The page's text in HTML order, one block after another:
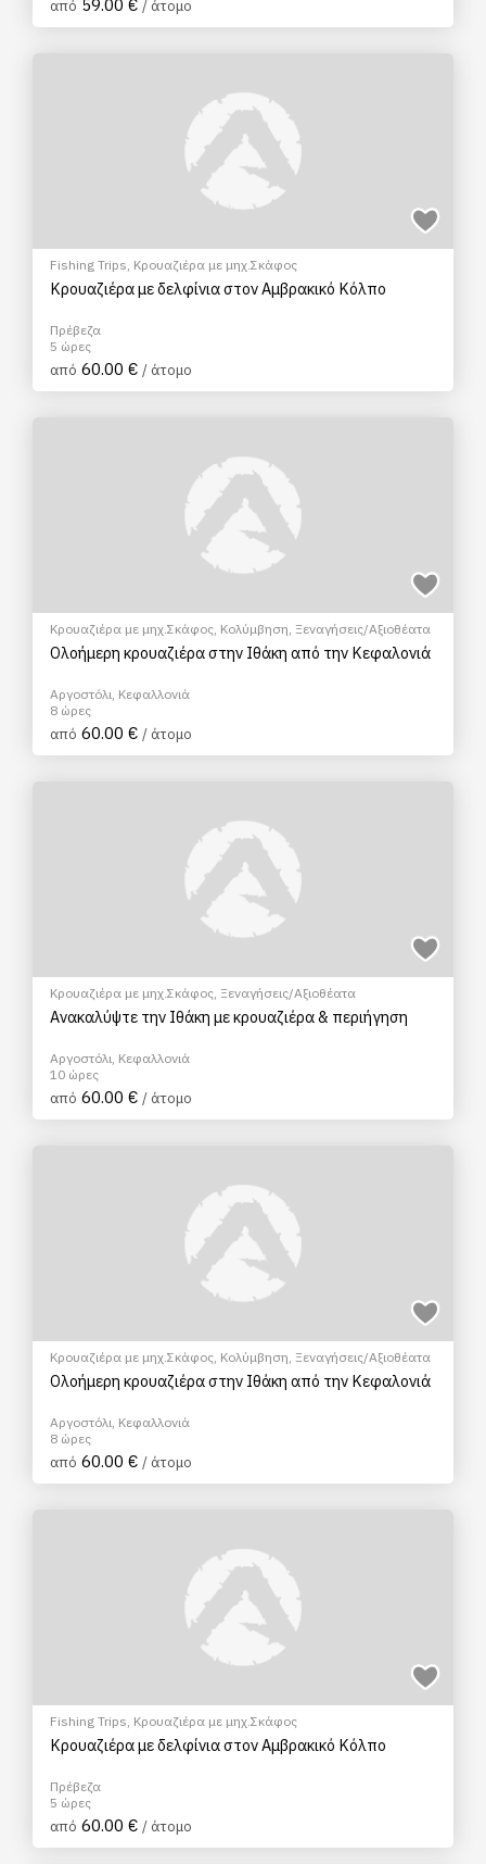
από 59.00 € / άτομο
Fishing Trips, Κρουαζιέρα με μηχ.Σκάφος
Κρουαζιέρα με δελφίνια στον Αμβρακικό Κόλπο
Πρέβεζα
5 ώρες
από 60.00 € / άτομο
Κρουαζιέρα με μηχ.Σκάφος, Κολύμβηση, Ξεναγήσεις/Αξιοθέατα
Ολοήμερη κρουαζιέρα στην Ιθάκη από την Κεφαλονιά
Αργοστόλι, Κεφαλλονιά
8 ώρες
από 60.00 € / άτομο
Κρουαζιέρα με μηχ.Σκάφος, Ξεναγήσεις/Αξιοθέατα
Ανακαλύψτε την Ιθάκη με κρουαζιέρα & περιήγηση
Αργοστόλι, Κεφαλλονιά
10 ώρες
από 60.00 € / άτομο
Κρουαζιέρα με μηχ.Σκάφος, Κολύμβηση, Ξεναγήσεις/Αξιοθέατα
Ολοήμερη κρουαζιέρα στην Ιθάκη από την Κεφαλονιά
Αργοστόλι, Κεφαλλονιά
8 ώρες
από 60.00 € / άτομο
Fishing Trips, Κρουαζιέρα με μηχ.Σκάφος
Κρουαζιέρα με δελφίνια στον Αμβρακικό Κόλπο
Πρέβεζα
5 ώρες
από 60.00 € / άτομο